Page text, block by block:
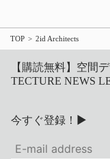
TOP 2id Architects
【購読無料】空間
TECTURE NEWS
今すぐ登録！▶